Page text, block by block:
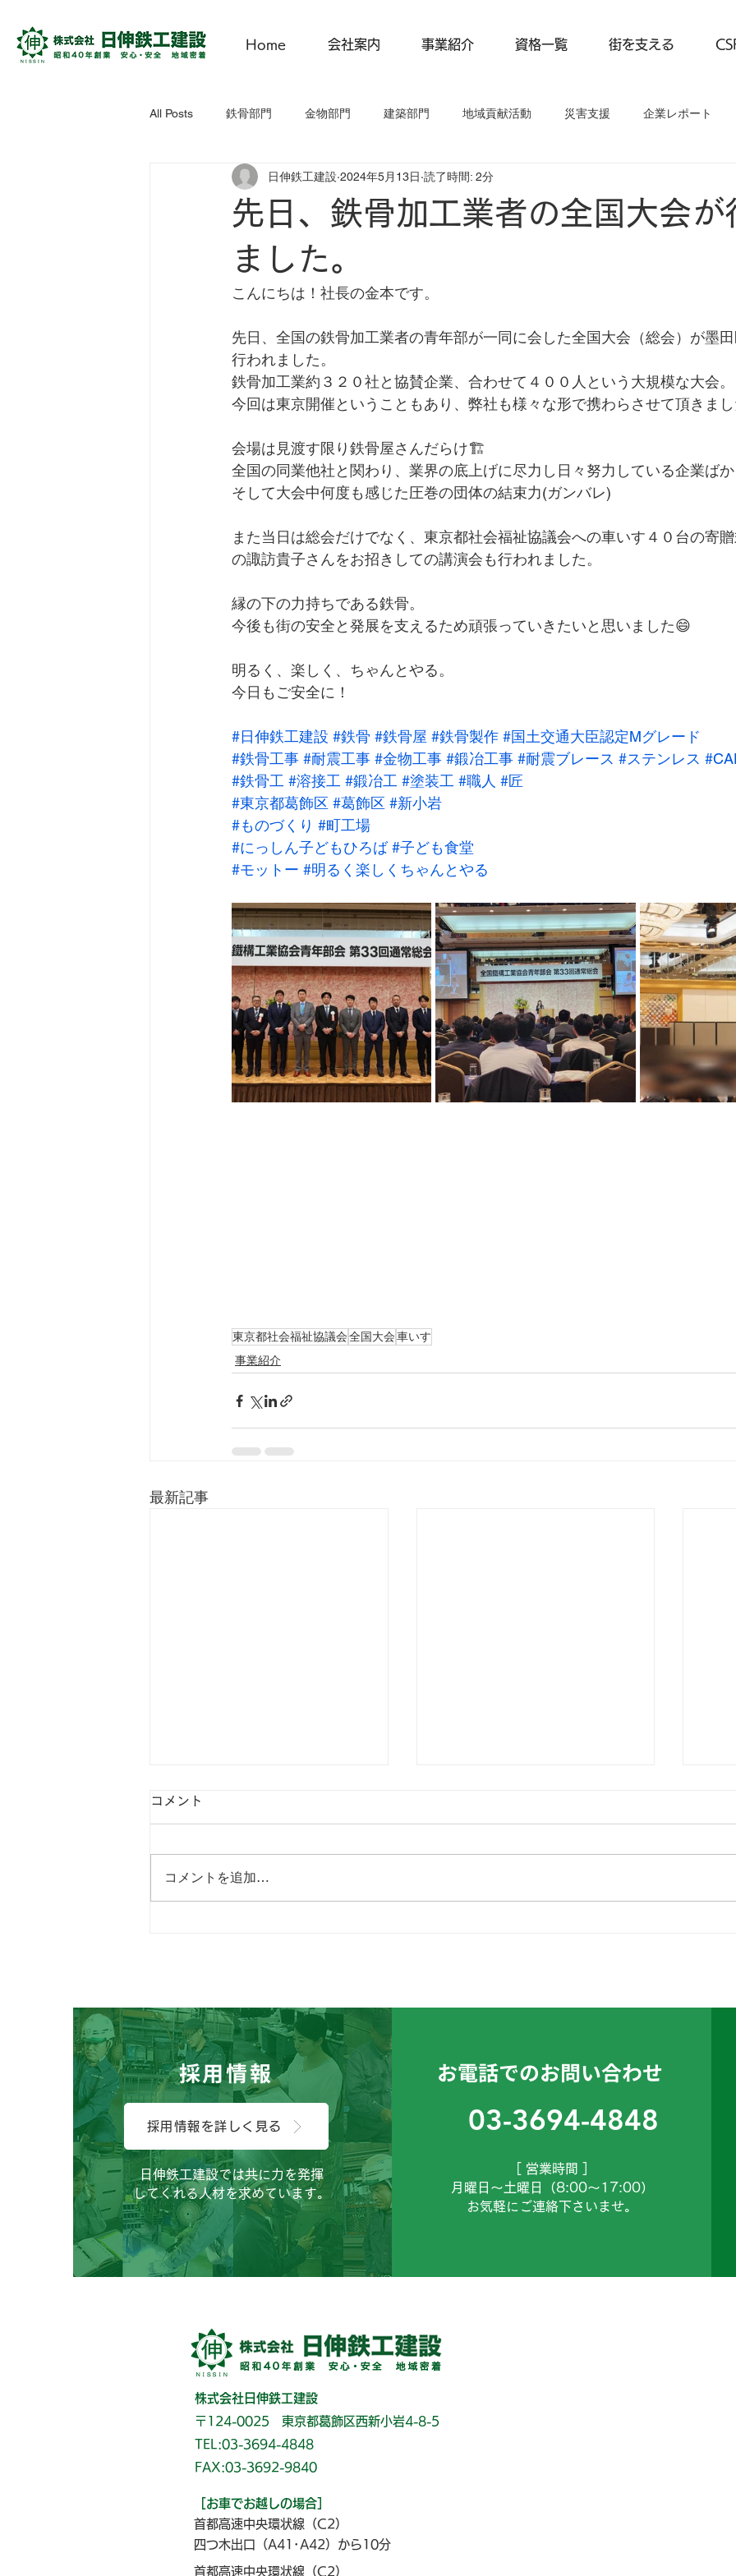
Home 会社案内 事業紹介 資格一覧 街を支える
All Posts 鉄骨部門 金物部門 建築部門 地域貢献活動 災害支援 企業レポート
にっしん子どもひろば CSR活動 事業紹介 企業レポート
先日、鉄骨加工業者の全国大会が
ました。
日伸鉄工建設 2024年5月13日 読了時間: 2分
こんにちは！社長の金本です。
先日、全国の鉄骨加工業者の青年部が一同に会した全国大会（総会）が墨
行われました。
鉄骨加工業約３２０社と協賛企業、合わせて４００人という大規模な大会。
今回は東京開催ということもあり、弊社も様々な形で携わらさせて頂きま
会場は見渡す限り鉄骨屋さんだらけ🏗️
全国の同業他社と関わり、業界の底上げに尽力し日々努力している企業ば
そして大会中何度も感じた圧巻の団体の結束力(ガンバレ)
また当日は総会だけでなく、東京都社会福祉協議会への車いす４０台の寄
の諏訪貴子さんをお招きしての講演会も行われました。
縁の下の力持ちである鉄骨。
今後も街の安全と発展を支えるため頑張っていきたいと思いました😄
明るく、楽しく、ちゃんとやる。
今日もご安全に！
#日伸鉄工建設 #鉄骨 #鉄骨屋 #鉄骨製作 #国土交通大臣認定Mグレード
#鉄骨工事 #耐震工事 #金物工事 #鍛冶工事 #耐震ブレース #ステンレス
#鉄骨工 #溶接工 #鍛冶工 #塗装工 #職人 #匠
#東京都葛飾区 #葛飾区 #新小岩
#ものづくり #町工場
#にっしん子どもひろば #子ども食堂
#モットー #明るく楽しくちゃんとやる
東京都社会福祉協議会全国大会車いす
事業紹介
最新記事
コメント
コメントを追加…
採用情報
採用情報を詳しく見る
日伸鉄工建設では共に力を発揮
してくれる人材を求めています。
お電話でのお問い合わせ
03-3694-4848
［ 営業時間 ］
月曜日～土曜日（8:00～17:00）
お気軽にご連絡下さいませ。
株式会社日伸鉄工建設
〒124-0025 東京都葛飾区西新小岩4-8-5
TEL:03-3694-4848
FAX:03-3692-9840
［お車でお越しの場合］
首都高速中央環状線（C2）
四つ木出口（A41･A42）から10分
首都高速中央環状線（C2）